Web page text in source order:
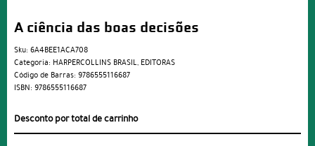
A ciência das boas decisões
Sku: 6A4BEE1ACA708
Categoria: HARPERCOLLINS BRASIL, EDITORAS
Código de Barras: 9786555116687
ISBN: 9786555116687
Desconto por total de carrinho